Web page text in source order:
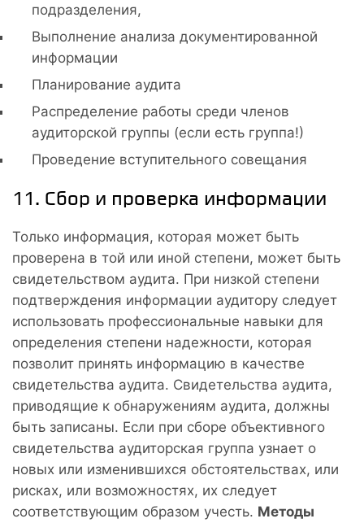
подразделения,
Выполнение анализа документированной
информации
Планирование аудита
Распределение работы среди членов
аудиторской группы (если есть группа!)
Проведение вступительного совещания
11. Сбор и проверка информации
Только информация, которая может быть
проверена в той или иной степени, может быть
свидетельством аудита. При низкой степени
подтверждения информации аудитору следует
использовать профессиональные навыки для
определения степени надежности, которая
позволит принять информацию в качестве
свидетельства аудита. Свидетельства аудита,
приводящие к обнаружениям аудита, должны
быть записаны. Если при сборе объективного
свидетельства аудиторская группа узнает о
новых или изменившихся обстоятельствах, или
рисках, или возможностях, их следует
соответствующим образом учесть. Методы